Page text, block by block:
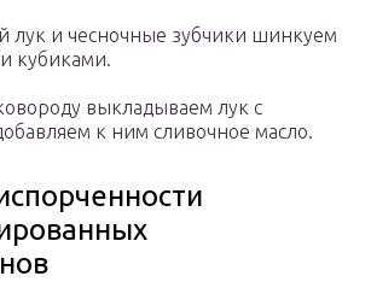
и чесночные зубчики шинкуем
кубиками.
выкладываем лук с
к ним сливочное масло.